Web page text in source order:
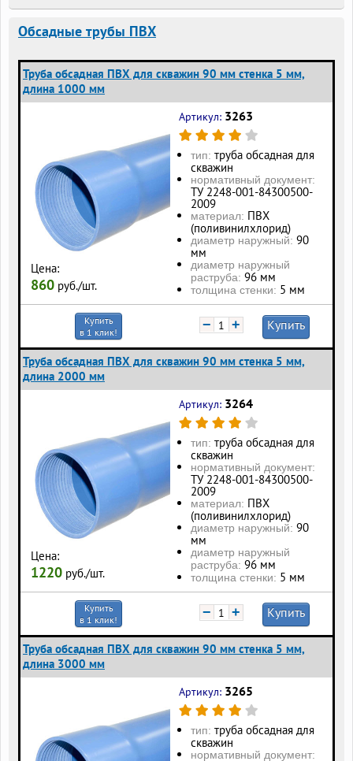
Обсадные трубы ПВХ
Труба обсадная ПВХ для скважин 90 мм стенка 5 мм,
длина 1000 мм
Цена:
860 руб./шт.
Артикул: 3263
тип: труба обсадная для
скважин
нормативный документ:
ТУ 2248-001-84300500-
2009
материал: ПВХ
(поливинилхлорид)
диаметр наружный: 90
мм
диаметр наружный
раструба: 96 мм
толщина стенки: 5 мм
Купить
в 1 клик!
− + Купить
Труба обсадная ПВХ для скважин 90 мм стенка 5 мм,
длина 2000 мм
Цена:
1220 руб./шт.
Артикул: 3264
тип: труба обсадная для
скважин
нормативный документ:
ТУ 2248-001-84300500-
2009
материал: ПВХ
(поливинилхлорид)
диаметр наружный: 90
мм
диаметр наружный
раструба: 96 мм
толщина стенки: 5 мм
Купить
в 1 клик!
− + Купить
Труба обсадная ПВХ для скважин 90 мм стенка 5 мм,
длина 3000 мм
Артикул: 3265
тип: труба обсадная для
скважин
нормативный документ: